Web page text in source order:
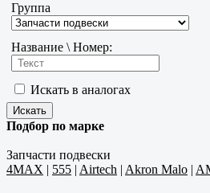
Группа
Название \ Номер:
Искать в аналогах
Подбор по марке
Запчасти подвески
4MAX | 555 | Airtech | Akron Malo |